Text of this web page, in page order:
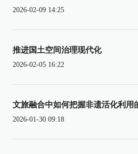
2026-02-09 14:25
推进国土空间治理现代化
2026-02-05 16:22
文旅融合中如何把握非遗活化利用
2026-01-30 09:18